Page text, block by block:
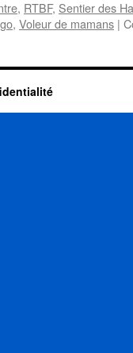
, RTBF, Sentier des
, Voleur de mamans |